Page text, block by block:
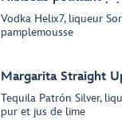
Vodka Helix7, liqueur
pamplemousse
Margarita Straight
Tequila Patrón Silver,
pur et jus de lime